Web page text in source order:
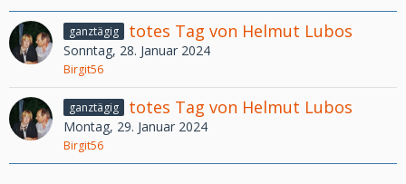
ganztägig totes Tag von Helmut Lubos
Sonntag, 28. Januar 2024
Birgit56
ganztägig totes Tag von Helmut Lubos
Montag, 29. Januar 2024
Birgit56